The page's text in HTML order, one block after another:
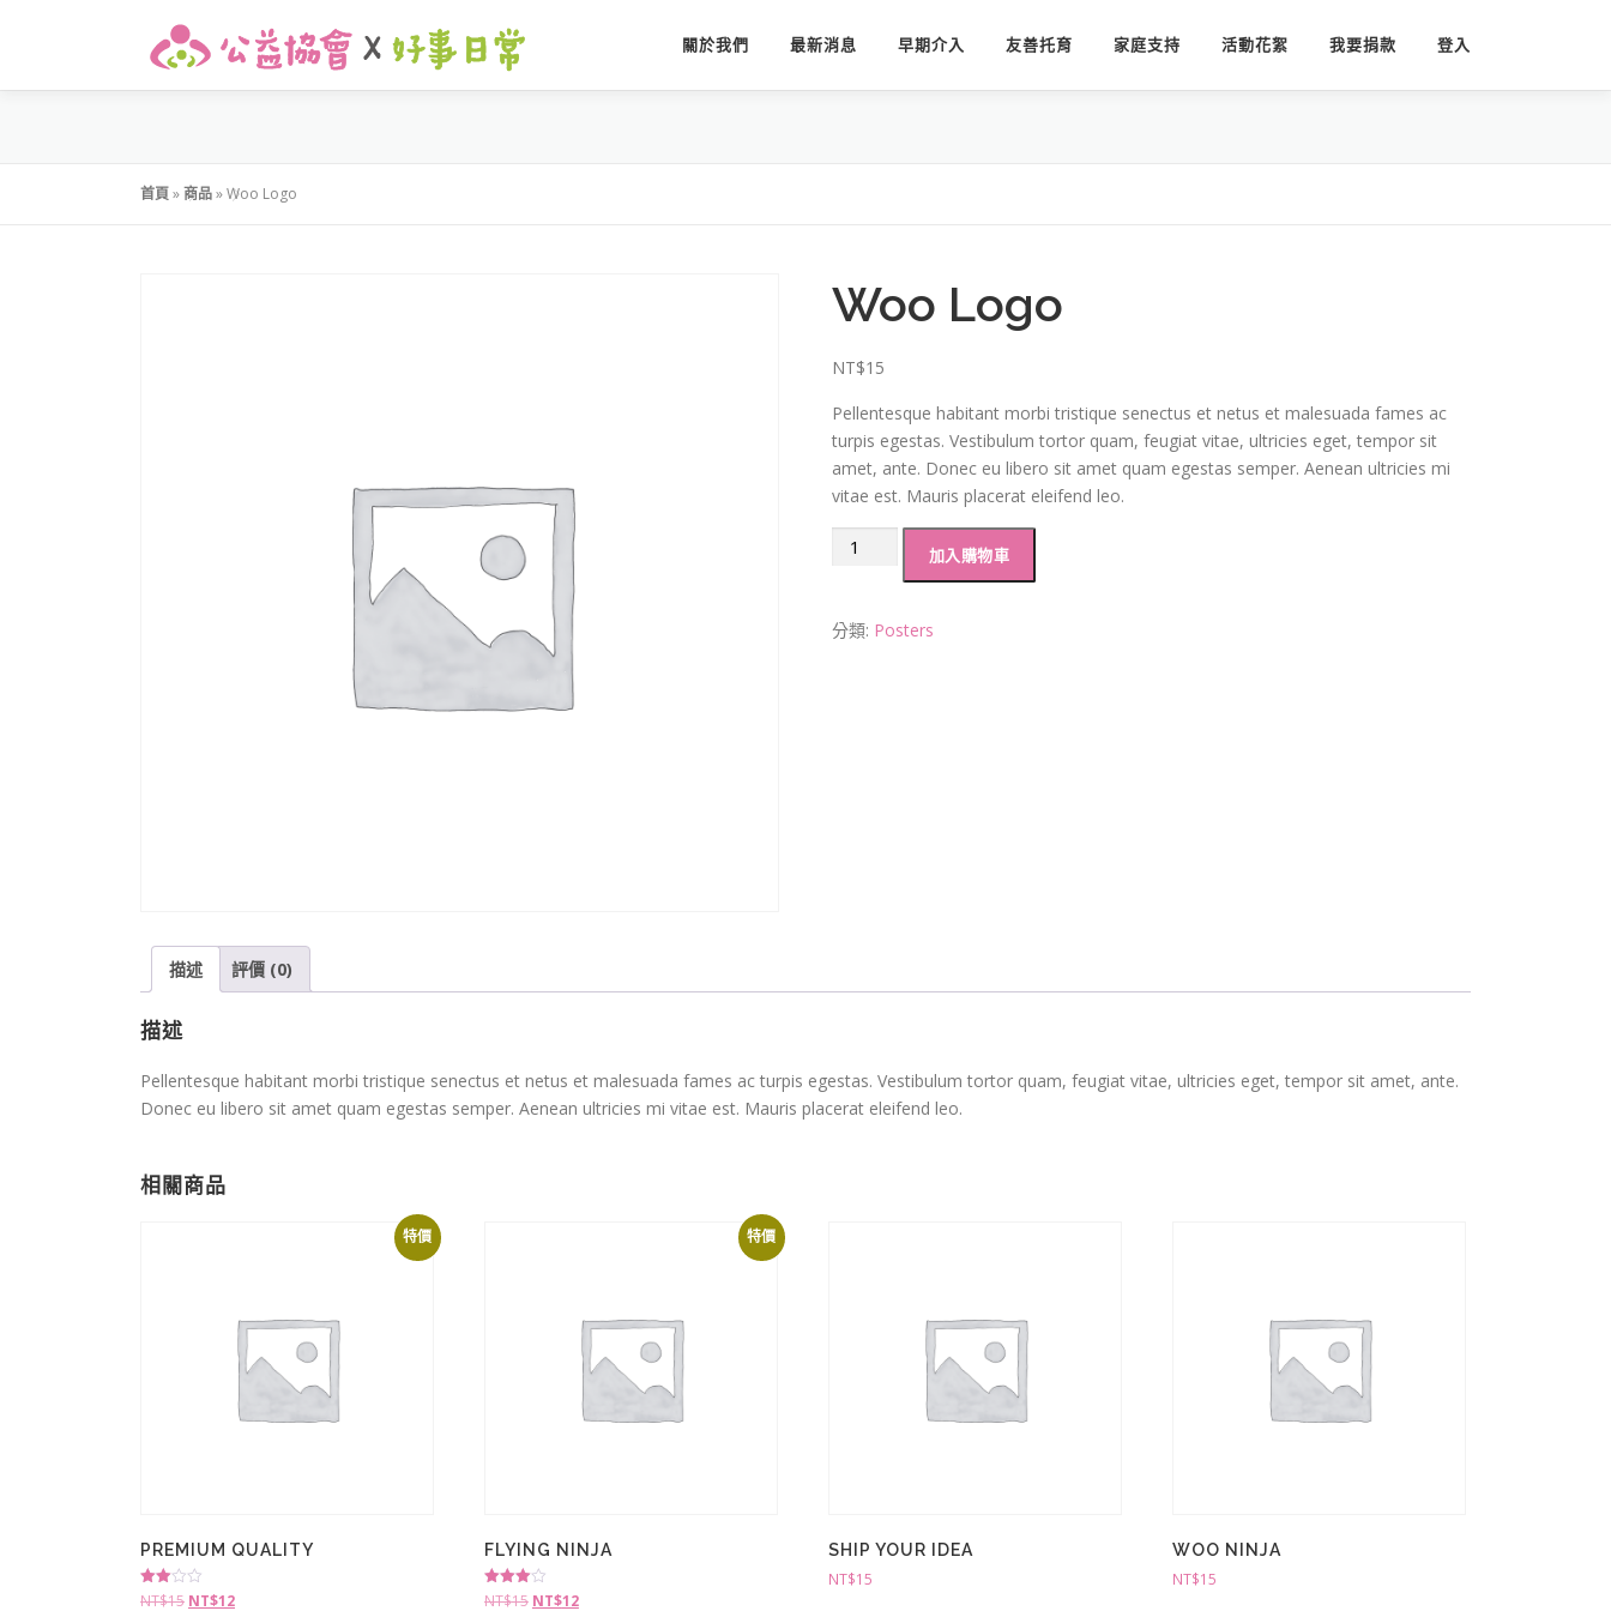
關於我們 最新消息 早期介入 友善托育 家庭支持 活動花絮 我要捐款 登入
首頁»商品»Woo Logo
Woo Logo
NT$15
Pellentesque habitant morbi tristique senectus et netus et malesuada fames ac
turpis egestas. Vestibulum tortor quam, feugiat vitae, ultricies eget, tempor sit
amet, ante. Donec eu libero sit amet quam egestas semper. Aenean ultricies mi
vitae est. Mauris placerat eleifend leo.
加入購物車
分類: Posters
描述 評價 (0)
描述
Pellentesque habitant morbi tristique senectus et netus et malesuada fames ac turpis egestas. Vestibulum tortor quam, feugiat vitae, ultricies eget, tempor sit amet, ante.
Donec eu libero sit amet quam egestas semper. Aenean ultricies mi vitae est. Mauris placerat eleifend leo.
相關商品
特價
PREMIUM QUALITY
評分
NT$15 NT$12
特價
FLYING NINJA
評分
NT$15 NT$12
SHIP YOUR IDEA
NT$15
WOO NINJA
NT$15